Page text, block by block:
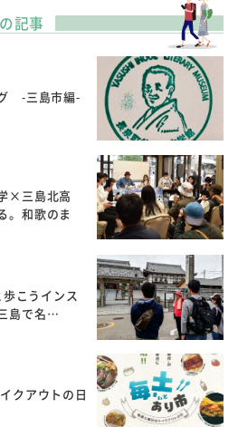
記事
-三島市編-
×三島北高
。和歌のま
歩こうインス
島で名…
クアウトの日